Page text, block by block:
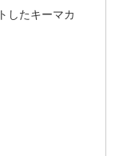
したキーマカ